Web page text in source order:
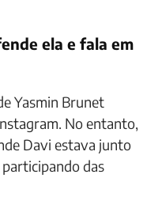
ela e fala em
Yasmin Brunet
No entanto,
Davi estava junto
das